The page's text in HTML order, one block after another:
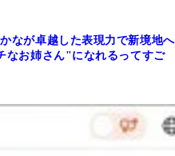
なが卓越した表現力で新境地へ
なお姉さん"になれるってすご